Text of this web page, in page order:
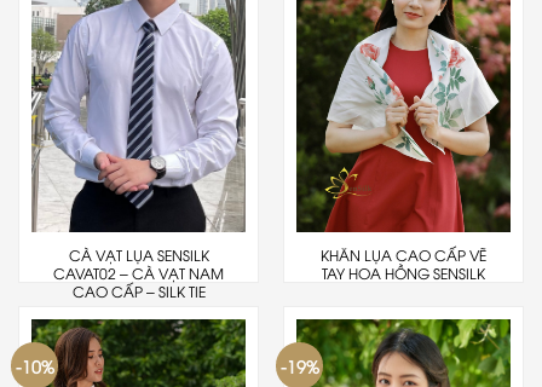
CÀ VẠT LỤA SENSILK
CAVAT02 – CÀ VẠT NAM
CAO CẤP – SILK TIE
KHĂN LỤA CAO CẤP VẼ
TAY HOA HỒNG SENSILK
-10% -19%